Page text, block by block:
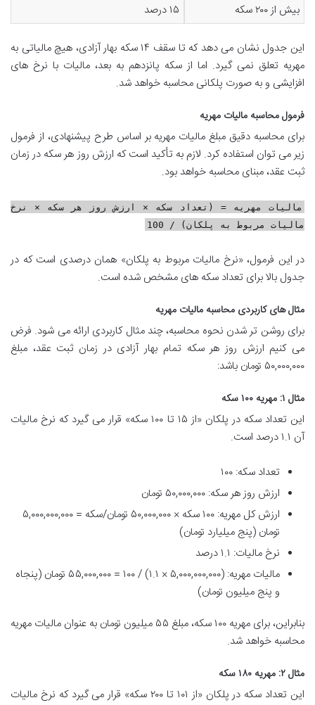
بیش از ۲۰۰ سکه
۱۵ درصد
این جدول نشان می دهد که تا سقف ۱۴ سکه بهار آزادی، هیچ مالیاتی به
مهریه تعلق نمی گیرد. اما از سکه پانزدهم به بعد، مالیات با نرخ های
افزایشی و به صورت پلکانی محاسبه خواهد شد.
فرمول محاسبه مالیات مهریه
برای محاسبه دقیق مبلغ مالیات مهریه بر اساس طرح پیشنهادی، از فرمول
زیر می توان استفاده کرد. لازم به تأکید است که ارزش روز هر سکه در زمان
ثبت عقد، مبنای محاسبه خواهد بود.
مالیات مهریه = (تعداد سکه × ارزش روز هر سکه × نرخ
مالیات مربوط به پلکان) / 100
در این فرمول، «نرخ مالیات مربوط به پلکان» همان درصدی است که در
جدول بالا برای تعداد سکه های مشخص شده است.
مثال های کاربردی محاسبه مالیات مهریه
برای روشن تر شدن نحوه محاسبه، چند مثال کاربردی ارائه می شود. فرض
می کنیم ارزش روز هر سکه تمام بهار آزادی در زمان ثبت عقد، مبلغ
۵۰,۰۰۰,۰۰۰ تومان باشد:
مثال ۱: مهریه ۱۰۰ سکه
این تعداد سکه در پلکان «از ۱۵ تا ۱۰۰ سکه» قرار می گیرد که نرخ مالیات
آن ۱.۱ درصد است.
تعداد سکه: ۱۰۰
ارزش روز هر سکه: ۵۰,۰۰۰,۰۰۰ تومان
ارزش کل مهریه: ۱۰۰ سکه × ۵۰,۰۰۰,۰۰۰ تومان/سکه = ۵,۰۰۰,۰۰۰,۰۰۰
تومان (پنج میلیارد تومان)
نرخ مالیات: ۱.۱ درصد
مالیات مهریه: (۵,۰۰۰,۰۰۰,۰۰۰ × ۱.۱) / ۱۰۰ = ۵۵,۰۰۰,۰۰۰ تومان (پنجاه
و پنج میلیون تومان)
بنابراین، برای مهریه ۱۰۰ سکه، مبلغ ۵۵ میلیون تومان به عنوان مالیات مهریه
محاسبه خواهد شد.
مثال ۲: مهریه ۱۸۰ سکه
این تعداد سکه در پلکان «از ۱۰۱ تا ۲۰۰ سکه» قرار می گیرد که نرخ مالیات